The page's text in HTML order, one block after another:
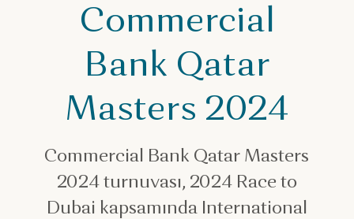
Commercial
Bank Qatar
Masters 2024
Commercial Bank Qatar Masters
2024 turnuvası, 2024 Race to
Dubai kapsamında International